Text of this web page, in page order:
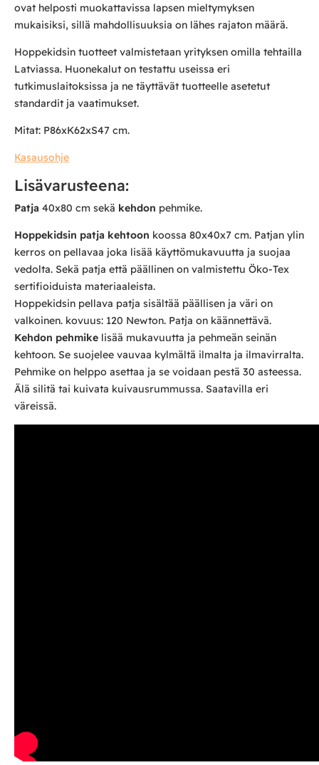
ovat helposti muokattavissa lapsen mieltymyksen
mukaisiksi, sillä mahdollisuuksia on lähes rajaton määrä.
Hoppekidsin tuotteet valmistetaan yrityksen omilla tehtailla
Latviassa. Huonekalut on testattu useissa eri
tutkimuslaitoksissa ja ne täyttävät tuotteelle asetetut
standardit ja vaatimukset.
Mitat: P86xK62xS47 cm.
Kasausohje
Lisävarusteena:
Patja 40x80 cm sekä kehdon pehmike.
Hoppekidsin patja kehtoon koossa 80x40x7 cm. Patjan ylin
kerros on pellavaa joka lisää käyttömukavuutta ja suojaa
vedolta. Sekä patja että päällinen on valmistettu Öko-Tex
sertifioiduista materiaaleista.
Hoppekidsin pellava patja sisältää päällisen ja väri on
valkoinen. kovuus: 120 Newton. Patja on käännettävä.
Kehdon pehmike lisää mukavuutta ja pehmeän seinän
kehtoon. Se suojelee vauvaa kylmältä ilmalta ja ilmavirralta.
Pehmike on helppo asettaa ja se voidaan pestä 30 asteessa.
Älä silitä tai kuivata kuivausrummussa. Saatavilla eri
väreissä.